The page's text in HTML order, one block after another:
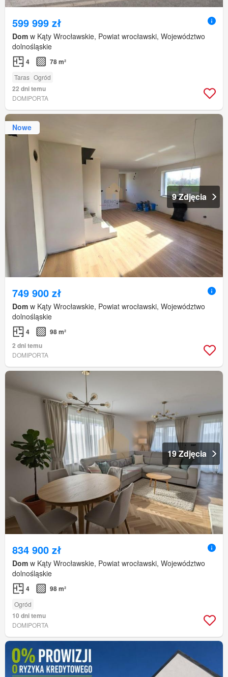
599 999 zł
Dom w Kąty Wrocławskie, Powiat wrocławski, Województwo
dolnośląskie
4 78 m²
Taras Ogród
22 dni temu
DOMIPORTA
Nowe
9 Zdjęcia
749 900 zł
Dom w Kąty Wrocławskie, Powiat wrocławski, Województwo
dolnośląskie
4
98 m²
2 dni temu
DOMIPORTA
19 Zdjęcia
834 900 zł
Dom w Kąty Wrocławskie, Powiat wrocławski, Województwo
dolnośląskie
4 98 m²
Ogród
10 dni temu
DOMIPORTA